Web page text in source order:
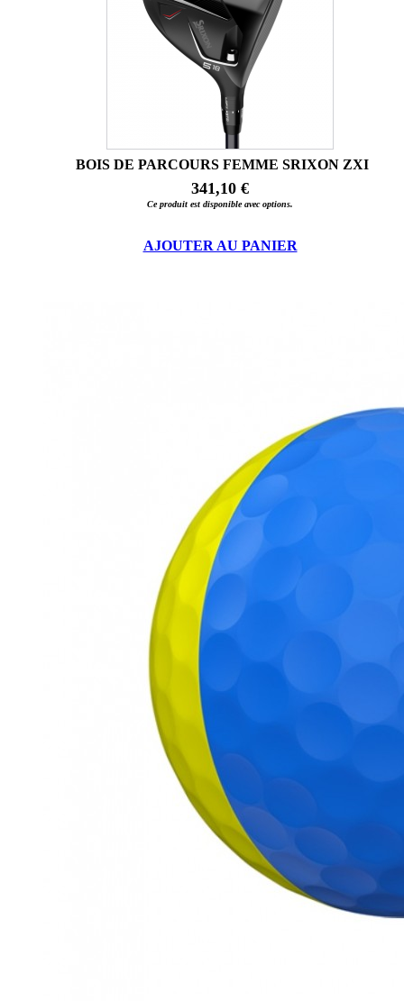
BOIS DE PARCOURS FEMME SRIXON ZXI
341,10 €
Ce produit est disponible avec options.
AJOUTER AU PANIER